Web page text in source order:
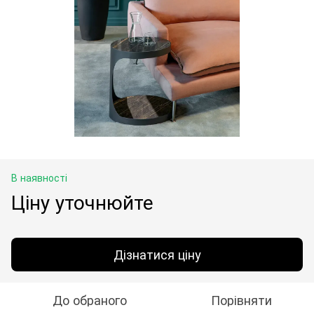
В наявності
Ціну уточнюйте
Дізнатися ціну
До обраного Порівняти